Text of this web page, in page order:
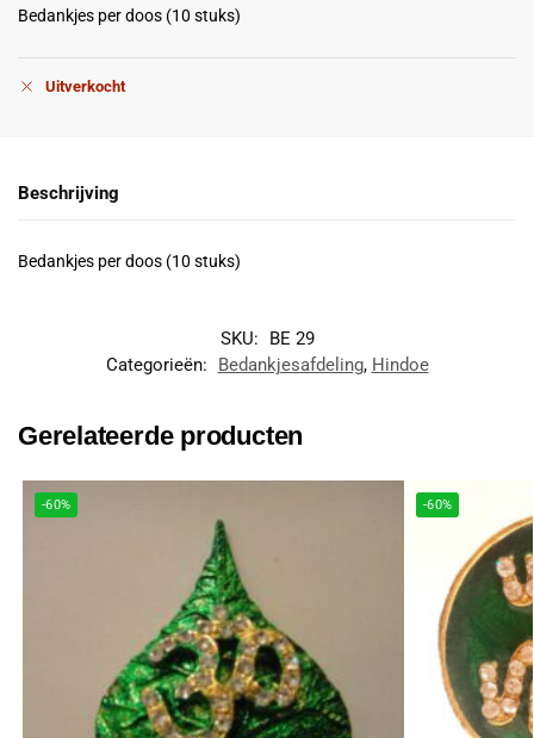
Bedankjes per doos (10 stuks)
Uitverkocht
Beschrijving
Bedankjes per doos (10 stuks)
SKU:
BE 29
Categorieën:
Bedankjesafdeling, Hindoe
Gerelateerde producten
-60% -60%